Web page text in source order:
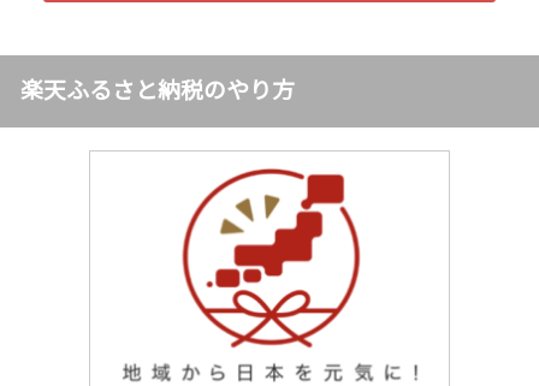
楽天ふるさと納税のやり方